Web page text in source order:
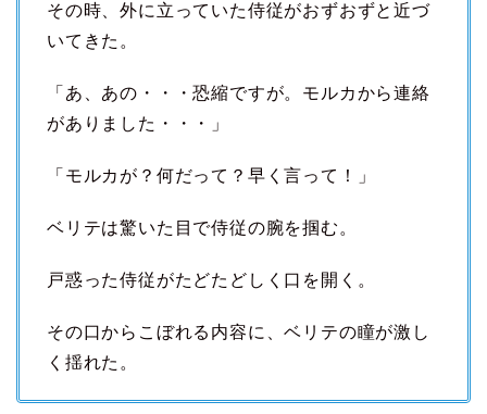
その時、外に立っていた侍従がおずおずと近づ
いてきた。
「あ、あの・・・恐縮ですが。モルカから連絡
がありました・・・」
「モルカが？何だって？早く言って！」
ベリテは驚いた目で侍従の腕を掴む。
戸惑った侍従がたどたどしく口を開く。
その口からこぼれる内容に、ベリテの瞳が激し
く揺れた。